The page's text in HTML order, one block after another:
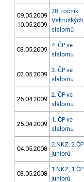
09.05.2009
10.05.2009
28. ročník
Veltruských
slalomů
03.05.2009
4. ČP ve
slalomu
02.05.2009
3. ČP ve
slalomu
26.04.2009
2. ČP ve
slalomu
25.04.2009
1. ČP ve
slalomu
04.05.2008
2.NKZ, 2.ČP
juniorů
03.05.2008
1.NKZ, 1.ČP
juniorů